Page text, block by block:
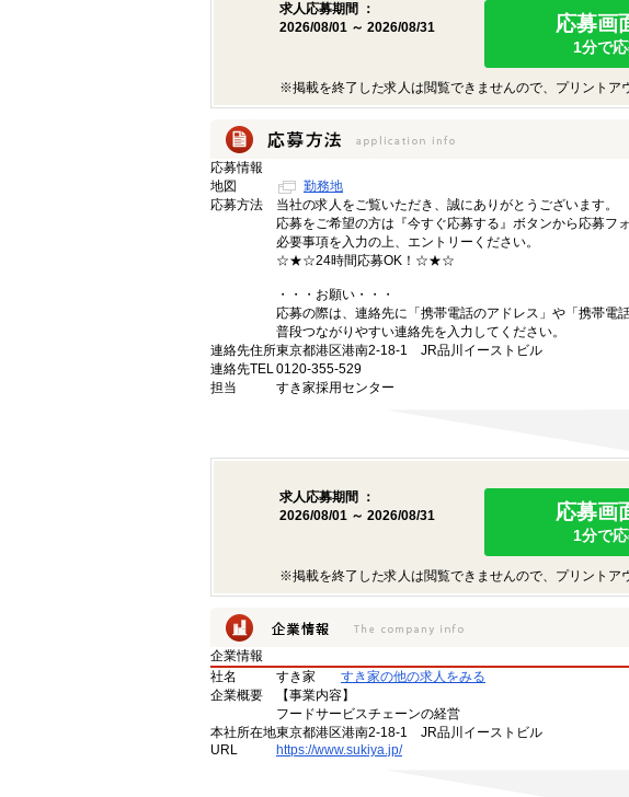
求人応募期間 ：
2026/08/01 ～ 2026/08/31
応募画
1分で
※掲載を終了した求人は閲覧できませんので、プリントア
応募情報
地図
勤務地
応募方法
当社の求人をご覧いただき、誠にありがとうございます。
応募をご希望の方は『今すぐ応募する』ボタンから応募フ
必要事項を入力の上、エントリーください。
☆★☆24時間応募OK！☆★☆
・・・お願い・・・
応募の際は、連絡先に「携帯電話のアドレス」や「携帯電
普段つながりやすい連絡先を入力してください。
連絡先住所東京都港区港南2-18-1 JR品川イーストビル
連絡先TEL0120-355-529
担当
すき家採用センター
求人応募期間 ：
2026/08/01 ～ 2026/08/31
応募画
1分で
※掲載を終了した求人は閲覧できませんので、プリントア
企業情報
社名
すき家
すき家の他の求人をみる
企業概要
【事業内容】
フードサービスチェーンの経営
本社所在地東京都港区港南2-18-1 JR品川イーストビル
URL
https://www.sukiya.jp/